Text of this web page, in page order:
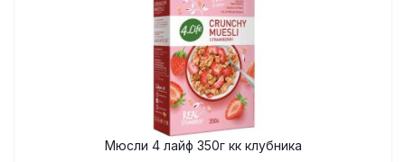
Мюсли 4 лайф 350г кк клубника